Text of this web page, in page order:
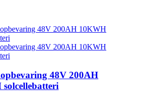
48V 200AH